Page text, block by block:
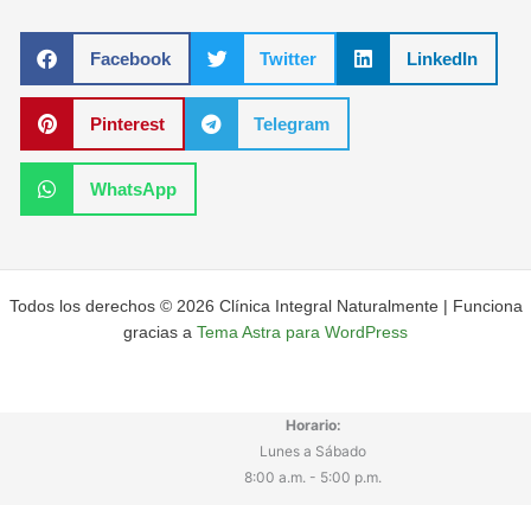
Facebook Twitter LinkedIn
Pinterest Telegram
WhatsApp
Todos los derechos © 2026 Clínica Integral Naturalmente | Funciona
gracias a Tema Astra para WordPress
Horario:
Lunes a Sábado
8:00 a.m. - 5:00 p.m.